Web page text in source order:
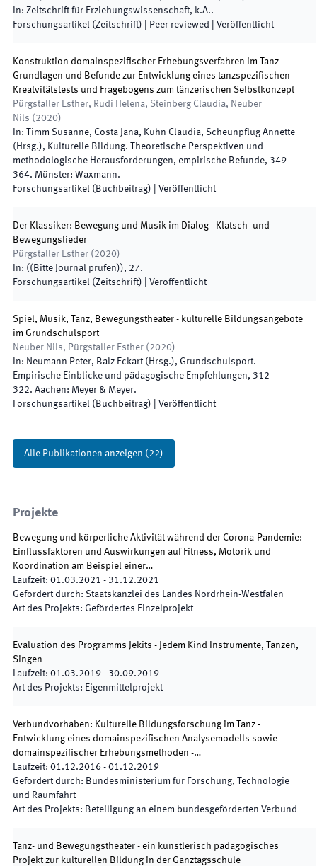
In: Zeitschrift für Erziehungswissenschaft, k.A..
Forschungsartikel (Zeitschrift) | Peer reviewed Veröffentlicht
Konstruktion domainspezifischer Erhebungsverfahren im Tanz –
Grundlagen und Befunde zur Entwicklung eines tanzspezifischen
Kreatvitätstests und Fragebogens zum tänzerischen Selbstkonzept
Pürgstaller Esther, Rudi Helena, Steinberg Claudia, Neuber
Nils ( 2020)
In:
Timm Susanne, Costa Jana, Kühn Claudia, Scheunpflug Annette
( Hrsg.), Kulturelle Bildung. Theoretische Perspektiven und
methodologische Herausforderungen, empirische Befunde, 349-
364. Münster: Waxmann.
Forschungsartikel (Buchbeitrag)
Veröffentlicht
Der Klassiker: Bewegung und Musik im Dialog - Klatsch- und
Bewegungslieder
Pürgstaller Esther ( 2020)
In: ((Bitte Journal prüfen)), 27.
Forschungsartikel (Zeitschrift)
Veröffentlicht
Spiel, Musik, Tanz, Bewegungstheater - kulturelle Bildungsangebote
im Grundschulsport
Neuber Nils, Pürgstaller Esther ( 2020)
In: Neumann Peter, Balz Eckart ( Hrsg.), Grundschulsport.
Empirische Einblicke und pädagogische Empfehlungen, 312-
322. Aachen: Meyer & Meyer.
Forschungsartikel (Buchbeitrag)
Veröffentlicht
Alle Publikationen anzeigen (22)
Projekte
Bewegung und körperliche Aktivität während der Corona-Pandemie:
Einflussfaktoren und Auswirkungen auf Fitness, Motorik und
Koordination am Beispiel einer…
Laufzeit: 01.03.2021 - 31.12.2021
Gefördert durch: Staatskanzlei des Landes Nordrhein-Westfalen
Art des Projekts: Gefördertes Einzelprojekt
Evaluation des Programms Jekits - Jedem Kind Instrumente, Tanzen,
Singen
Laufzeit: 01.03.2019 - 30.09.2019
Art des Projekts: Eigenmittelprojekt
Verbundvorhaben: Kulturelle Bildungsforschung im Tanz -
Entwicklung eines domainspezifischen Analysemodells sowie
domainspezifischer Erhebungsmethoden -…
Laufzeit: 01.12.2016 - 01.12.2019
Gefördert durch: Bundesministerium für Forschung, Technologie
und Raumfahrt
Art des Projekts: Beteiligung an einem bundesgeförderten Verbund
Tanz- und Bewegungstheater - ein künstlerisch pädagogisches
Projekt zur kulturellen Bildung in der Ganztagsschule